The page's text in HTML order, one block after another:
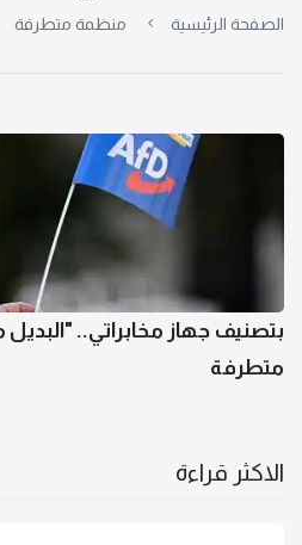
الصفحة الرئيسية منظمة متطرفة
بتصنيف جهاز مخابراتي..
متطرفة
الاكثر قراءة